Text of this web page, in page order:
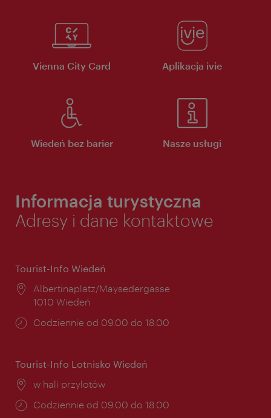
Vienna City Card Aplikacja ivie
Wiedeń bez barier Nasze usługi
Informacja turystyczna
Adresy i dane kontaktowe
Tourist-Info Wiedeń
Miejsce:
Albertinaplatz/Maysedergasse
1010 Wiedeń
Godziny
Codziennie od 09.00 do 18.00
Tourist-Info Lotnisko Wiedeń
Miejsce:
w hali przylotów
Godziny
Codziennie od 09.00 do 18.00